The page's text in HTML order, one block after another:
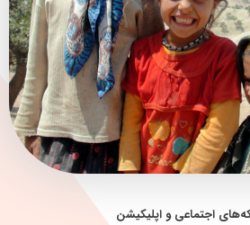
اجتماعی و اپلیکیشن